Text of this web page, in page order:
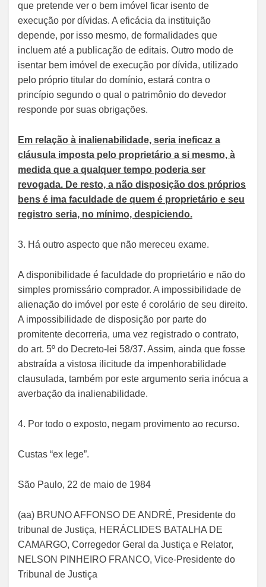
que pretende ver o bem imóvel ficar isento de
execução por dívidas. A eficácia da instituição
depende, por isso mesmo, de formalidades que
incluem até a publicação de editais. Outro modo de
isentar bem imóvel de execução por dívida, utilizado
pelo próprio titular do domínio, estará contra o
princípio segundo o qual o patrimônio do devedor
responde por suas obrigações.
Em relação à inalienabilidade, seria ineficaz a
cláusula imposta pelo proprietário a si mesmo, à
medida que a qualquer tempo poderia ser
revogada. De resto, a não disposição dos próprios
bens é ima faculdade de quem é proprietário e seu
registro seria, no mínimo, despiciendo.
3. Há outro aspecto que não mereceu exame.
A disponibilidade é faculdade do proprietário e não do
simples promissário comprador. A impossibilidade de
alienação do imóvel por este é corolário de seu direito.
A impossibilidade de disposição por parte do
promitente decorreria, uma vez registrado o contrato,
do art. 5º do Decreto-lei 58/37. Assim, ainda que fosse
abstraída a vistosa ilicitude da impenhorabilidade
clausulada, também por este argumento seria inócua a
averbação da inalienabilidade.
4. Por todo o exposto, negam provimento ao recurso.
Custas “ex lege”.
São Paulo, 22 de maio de 1984
(aa) BRUNO AFFONSO DE ANDRÉ, Presidente do
tribunal de Justiça, HERÁCLIDES BATALHA DE
CAMARGO, Corregedor Geral da Justiça e Relator,
NELSON PINHEIRO FRANCO, Vice-Presidente do
Tribunal de Justiça